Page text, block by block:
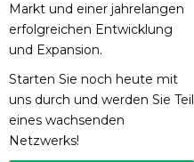
Markt und einer jahrelangen
erfolgreichen Entwicklung
und Expansion.
Starten Sie noch heute mit
uns durch und werden Sie Teil
eines wachsenden
Netzwerks!